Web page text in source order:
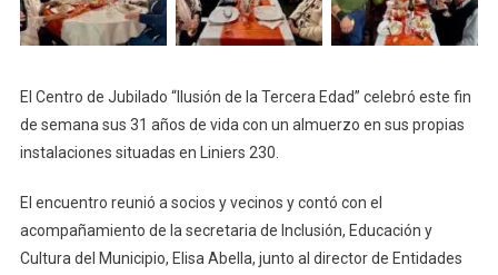
El Centro de Jubilado “Ilusión de la Tercera Edad” celebró este fin
de semana sus 31 años de vida con un almuerzo en sus propias
instalaciones situadas en Liniers 230.
El encuentro reunió a socios y vecinos y contó con el
acompañamiento de la secretaria de Inclusión, Educación y
Cultura del Municipio, Elisa Abella, junto al director de Entidades